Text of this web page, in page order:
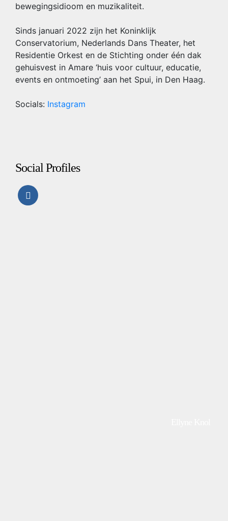
bewegingsidioom en muzikaliteit.
Sinds januari 2022 zijn het Koninklijk
Conservatorium, Nederlands Dans Theater, het
Residentie Orkest en de Stichting onder één dak
gehuisvest in Amare ‘huis voor cultuur, educatie,
events en ontmoeting’ aan het Spui, in Den Haag.
Socials: Instagram
Social Profiles